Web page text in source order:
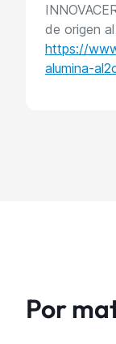
de origen al
https://
alumina-
Por